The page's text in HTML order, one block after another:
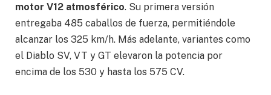
motor V12 atmosférico. Su primera versión
entregaba 485 caballos de fuerza, permitiéndole
alcanzar los 325 km/h. Más adelante, variantes como
el Diablo SV, VT y GT elevaron la potencia por
encima de los 530 y hasta los 575 CV.